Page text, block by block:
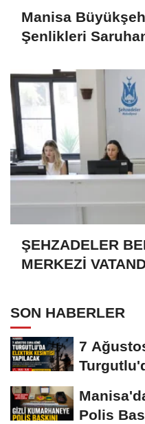
Manisa
Şenlikleri
ŞEHZADELER
MERKEZİ
SON HABERLER
7
Polis